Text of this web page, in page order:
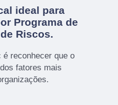
ideal para
Programa de
Riscos.
é reconhecer que o
fatores mais